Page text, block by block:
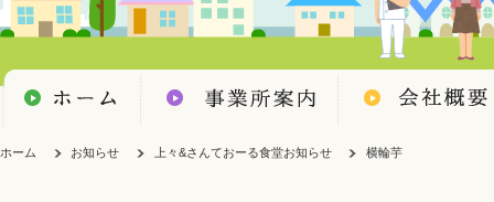
ホーム お知らせ 上々&さんておーる食堂お知らせ 横輪芋